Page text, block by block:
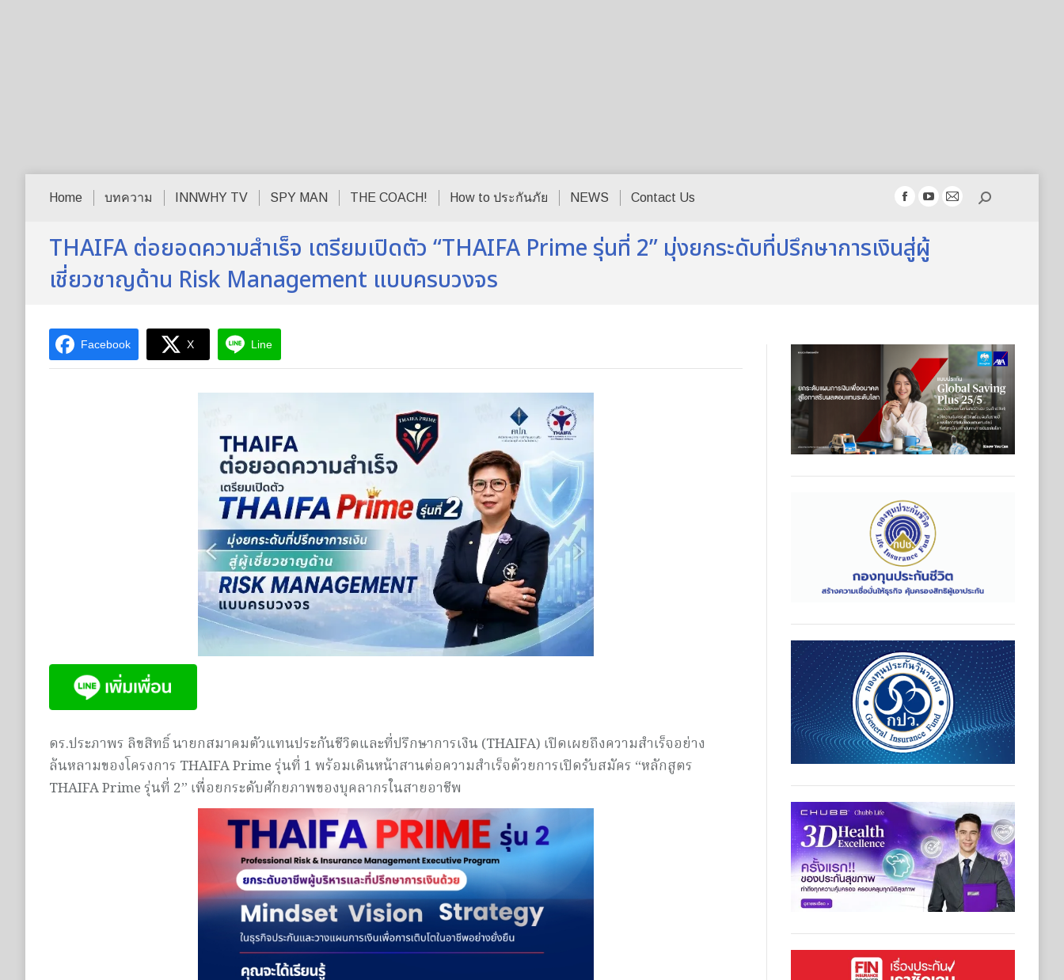
Home บทความ INNWHY TV SPY MAN THE COACH! How to ประกันภัย NEWS Contact Us
Facebook
opens
in
YouTube
opens
in
MailSearch:
THAIFA ต่อยอดความสำเร็จ เตรียมเปิดตัว “THAIFA Prime รุ่นที่ 2” มุ่งยกระดับที่ปรึกษาการเงินสู่ผู้
เชี่ยวชาญด้าน Risk Management แบบครบวงจร
Facebook X Line
ดร.ประภาพร ลิขสิทธิ์ นายกสมาคมตัวแทนประกันชีวิตและที่ปรึกษาการเงิน (THAIFA) เปิดเผยถึงความสำเร็จอย่าง
ล้นหลามของโครงการ THAIFA Prime รุ่นที่ 1 พร้อมเดินหน้าสานต่อความสำเร็จด้วยการเปิดรับสมัคร “หลักสูตร
THAIFA Prime รุ่นที่ 2” เพื่อยกระดับศักยภาพของบุคลากรในสายอาชีพ